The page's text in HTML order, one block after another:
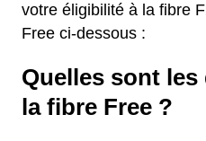
votre éligibilité à la fibre
Free ci-dessous :
Quelles sont les
la fibre Free ?